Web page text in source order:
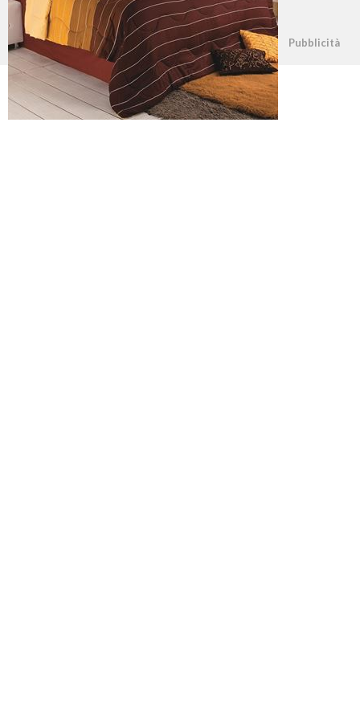
©2026 - casapratica.net - p.iva 03338800984 Pubblicità